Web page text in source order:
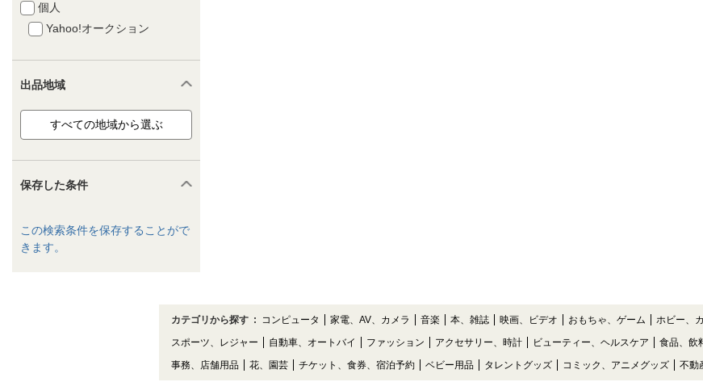
個人
Yahoo!オークション
出品地域
保存した条件
この検索条件を保存することがで
きます。
カテゴリから探す : コンピュータ 家電、AV、カメラ 音楽 本、雑誌 映画、ビデオ おもちゃ、ゲーム ホビー、
スポーツ、レジャー
自動車、オートバイ ファッション アクセサリー、時計 ビューティー、ヘルスケア 食品、飲
事務、店舗用品
花、園芸 チケット、食券、宿泊予約 ベビー用品 タレントグッズ コミック、アニメグッズ 不動